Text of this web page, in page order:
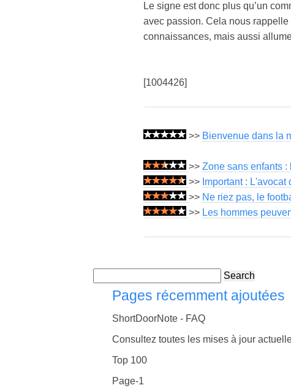
Le signe est donc plus qu’un
avec passion. Cela nous
connaissances, mais aussi
[1004426]
>> Bienvenue dans la
>> Zone sans enfants :
>> Important :
>> Ne riez pas, le
>> Les hommes
Search
Pages récemment ajoutées
ShortDoorNote - FAQ
Consultez toutes les mises à jour
Top 100
Page-1